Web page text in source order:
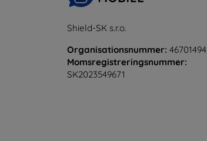
Shield-SK s.r.o.
Organisationsnummer: 46701494
Momsregistreringsnummer:
SK2023549671